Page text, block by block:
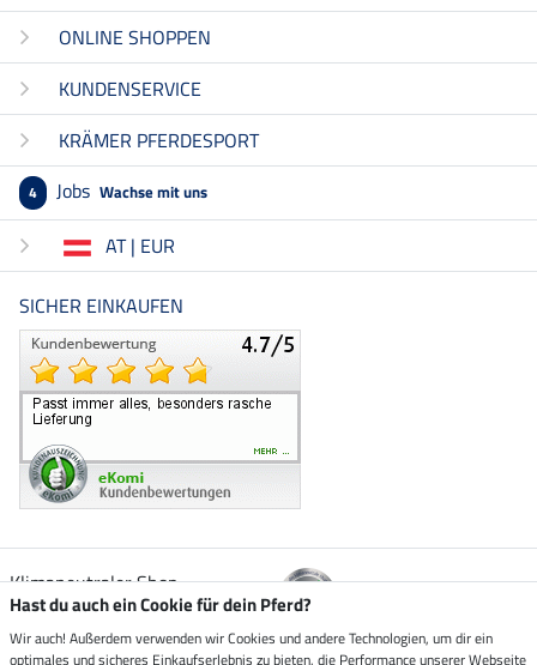
ONLINE SHOPPEN
KUNDENSERVICE
KRÄMER PFERDESPORT
4 Jobs Wachse mit uns
AT | EUR
SICHER EINKAUFEN
Klimaneutraler Shop
Zustellung durch
Hast du auch ein Cookie für dein Pferd?
Wir auch! Außerdem verwenden wir Cookies und andere Technologien, um dir ein
optimales und sicheres Einkaufserlebnis zu bieten, die Performance unserer Webseite